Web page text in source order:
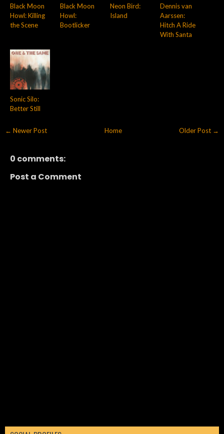
Black Moon
Howl: Killing
the Scene
Black Moon
Howl:
Bootlicker
Neon Bird:
Island
Dennis van
Aarssen:
Hitch A Ride
With Santa
Sonic Silo:
Better Still
← Newer Post Older Post →
Home
0 comments:
Post a Comment